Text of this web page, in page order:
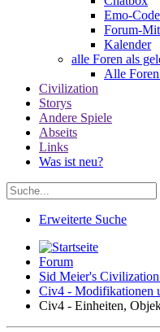
Emo-
Forum-
Kalender
alle Foren als
Alle Foren
Civilization
Storys
Andere Spiele
Abseits
Links
Was ist neu?
Erweiterte Suche
Forum
Sid Meier's
Civ4 - Modifikationen
Civ4 - Einheiten,